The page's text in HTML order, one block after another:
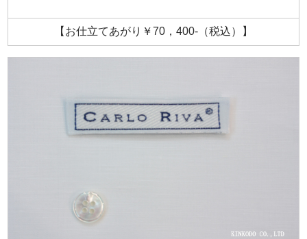
【お仕立てあがり￥70，400-（税込）】